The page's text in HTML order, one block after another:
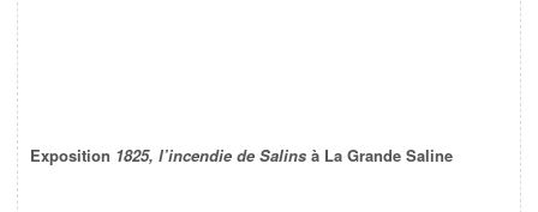
Exposition 1825, l’incendie de Salins à La Grande Saline